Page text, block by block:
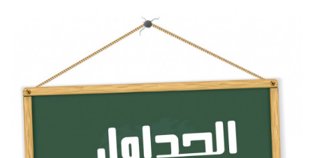
سوهاج